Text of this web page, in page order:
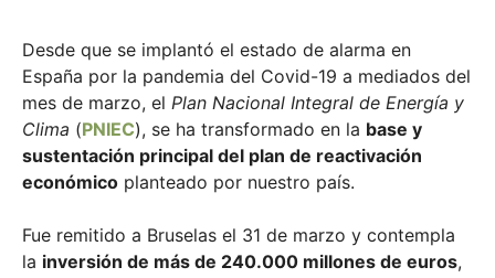
Desde que se implantó el estado de alarma en
España por la pandemia del Covid-19 a mediados del
mes de marzo, el Plan Nacional Integral de Energía y
Clima (PNIEC), se ha transformado en la base y
sustentación principal del plan de reactivación
económico planteado por nuestro país.
Fue remitido a Bruselas el 31 de marzo y contempla
la inversión de más de 240.000 millones de euros,